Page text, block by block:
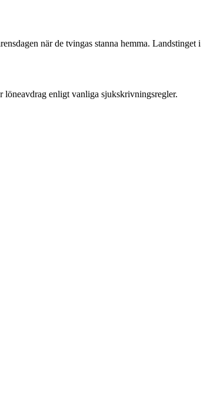
när de tvingas stanna hemma. Landstinget i
löneavdrag enligt vanliga sjukskrivningsregler.